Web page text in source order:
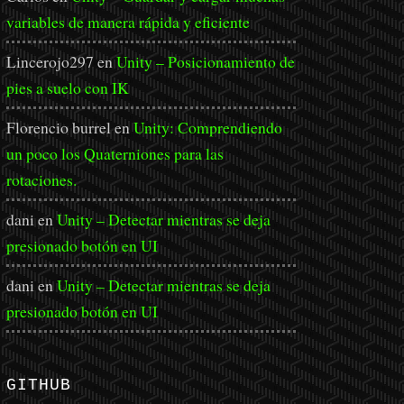
variables de manera rápida y eficiente
Lincerojo297enUnity – Posicionamiento de
pies a suelo con IK
Florencio burrelenUnity: Comprendiendo
un poco los Quaterniones para las
rotaciones.
danienUnity – Detectar mientras se deja
presionado botón en UI
danienUnity – Detectar mientras se deja
presionado botón en UI
GITHUB